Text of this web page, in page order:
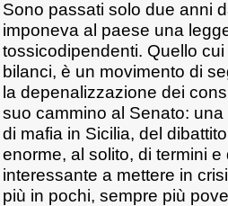
Sono passati solo due anni
imponeva al paese una
tossicodipendenti. Quello
bilanci, è un movimento di
la depenalizzazione dei
suo cammino al Senato:
di mafia in Sicilia, del
enorme, al solito, di termini
interessante a mettere in
più in pochi, sempre più